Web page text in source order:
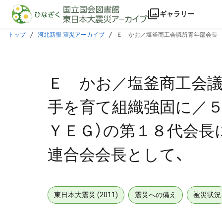
本文に飛ぶ
ギャラリー
トップ 河北新報 震災アーカイブ
Ｅ かお／塩釜商工会議所青年部会長
Ｅ かお／塩釜商工会
手を育て組織強固に／
ＹＥＧ）の第１８代会
連合会会長として、
東日本大震災 (2011) 震災への備え 被災状況